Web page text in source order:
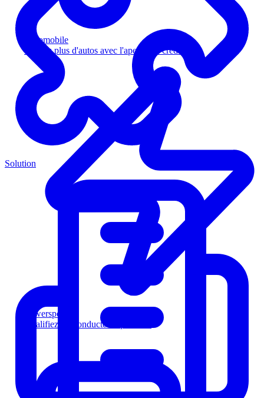
Automobile
Vendez plus d'autos avec l'aperçu de crédit
Powersports
Qualifiez les conducteurs plus vite
Solution